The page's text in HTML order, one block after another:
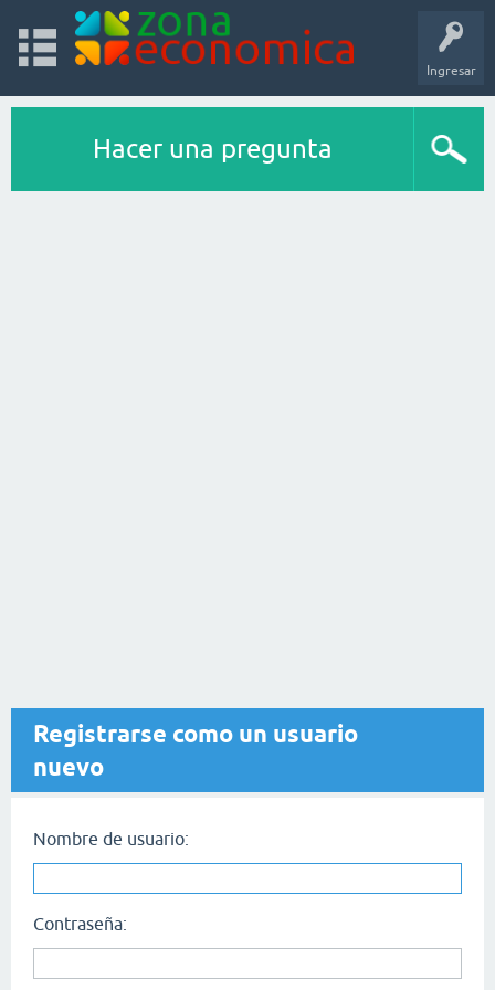
Ingresar
Hacer una pregunta
Registrarse como un usuario
nuevo
Nombre de usuario:
Contraseña: